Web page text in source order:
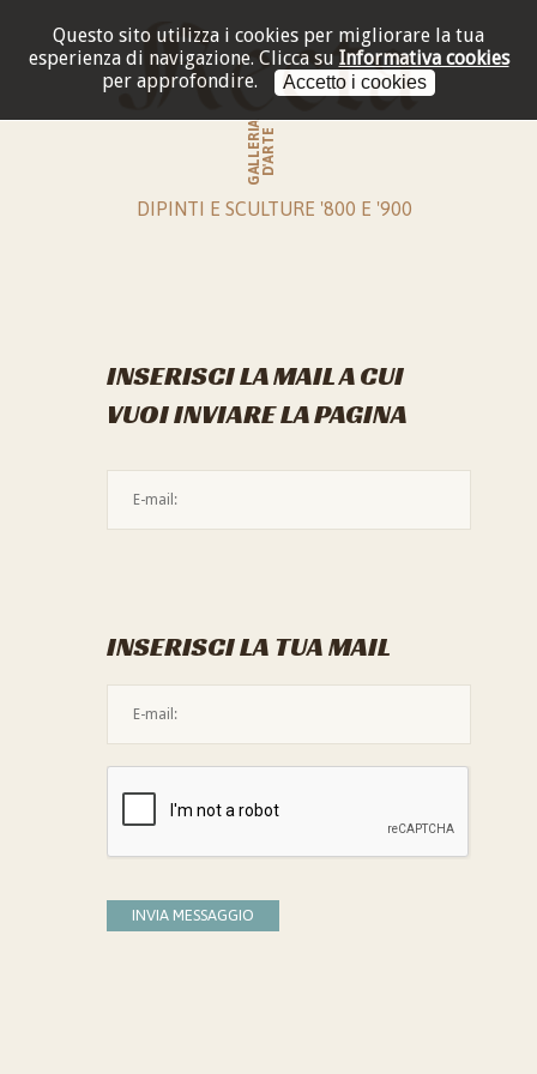
Questo sito utilizza i cookies per migliorare la tua
esperienza di navigazione. Clicca su Informativa cookies
per approfondire.
Accetto i cookies
GALLERIAD'ARTE
DIPINTI E SCULTURE '800 E '900
INSERISCI LA MAIL A CUI
VUOI INVIARE LA PAGINA
INSERISCI LA TUA MAIL
INVIA MESSAGGIO